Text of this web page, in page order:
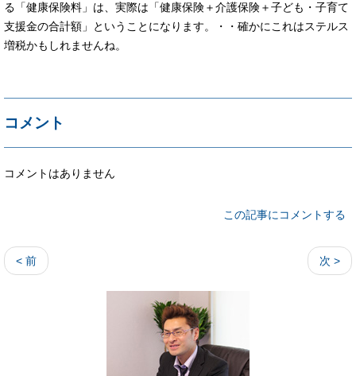
る「健康保険料」は、実際は「健康保険＋介護保険＋子ども・子育て
支援金の合計額」ということになります。・・確かにこれはステルス
増税かもしれませんね。
コメント
コメントはありません
この記事にコメントする
< 前 次 >